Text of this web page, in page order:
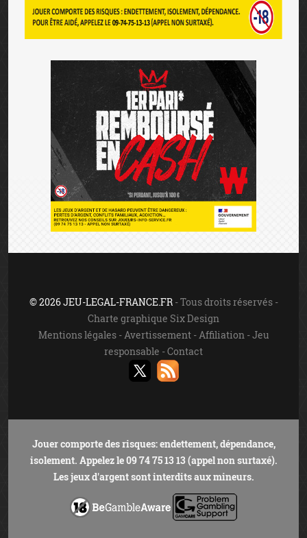
© 2026 JEU-LEGAL-FRANCE.FR- Tous droits réservés -
Charte graphique Six Design
Mentions légales- Avertissement- Affiliation -Jeu
responsable -Contact
Jouer comporte des risques: endettement, dépendance,
isolement. Appelez le 09 74 75 13 13 (appel non surtaxé).
Les jeux d'argent sont interdits aux mineurs.